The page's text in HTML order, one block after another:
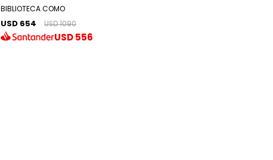
BIBLIOTECA COMO
USD 654 USD 1090
USD556